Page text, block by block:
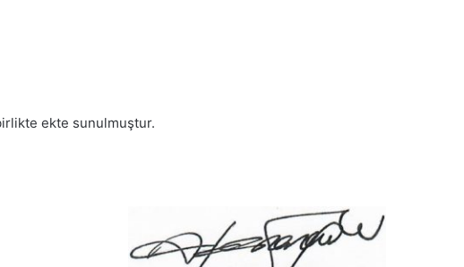
ekte sunulmuştur.